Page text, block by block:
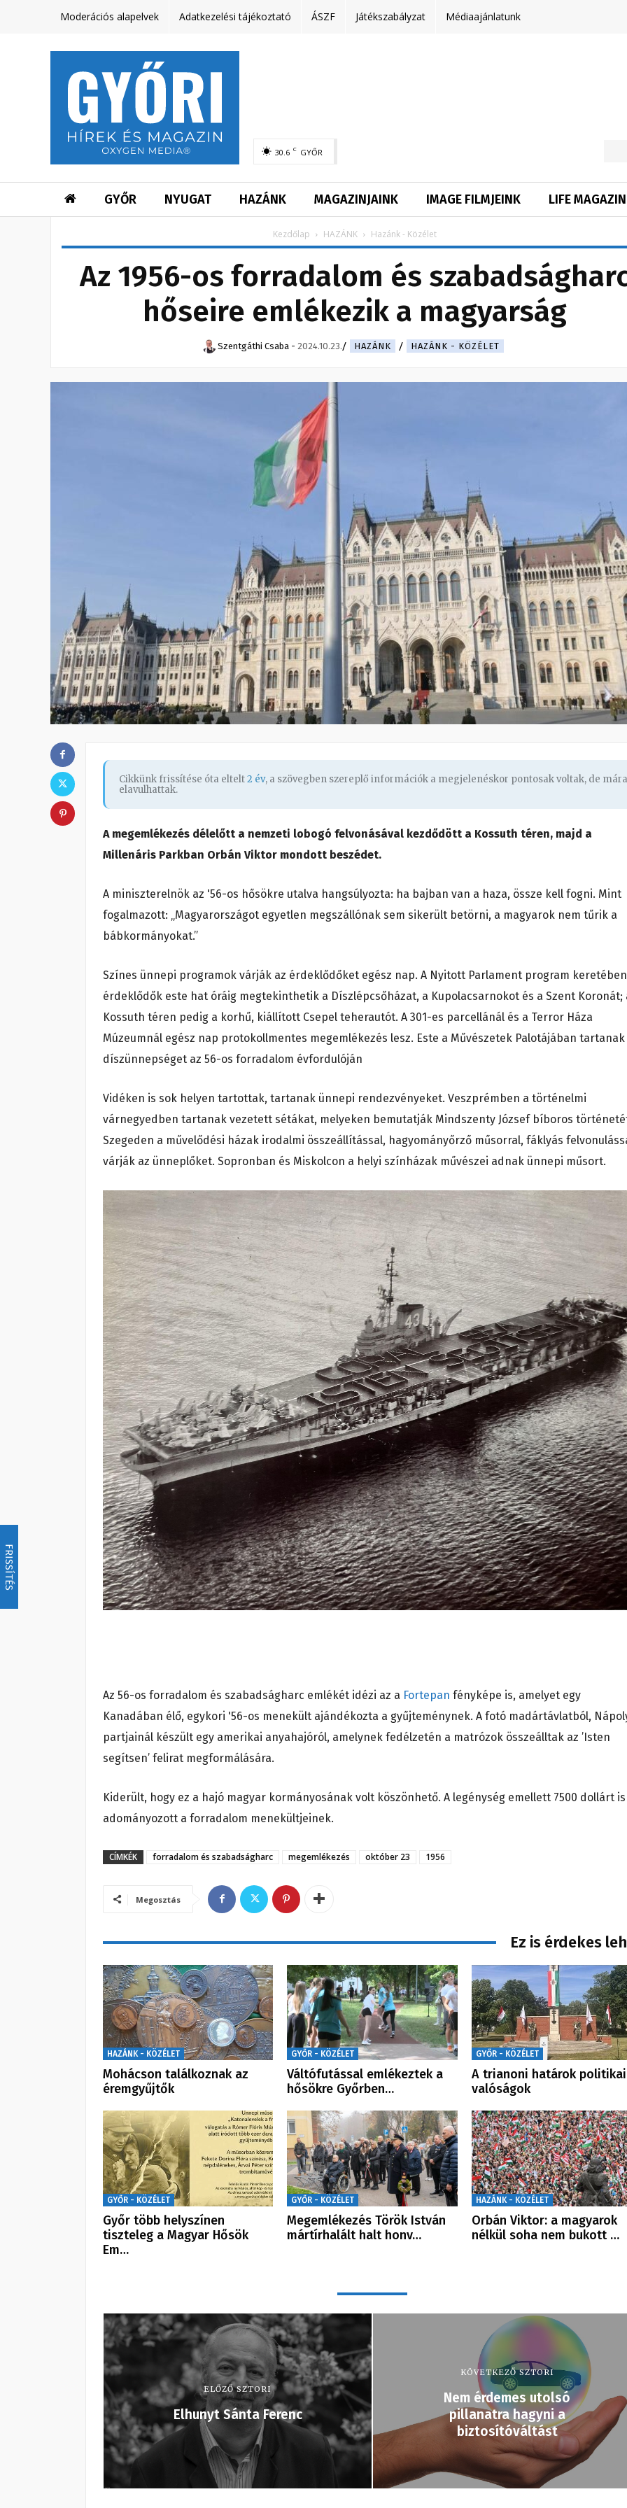
FRISSÍTÉS
Moderációs alapelvek Adatkezelési tájékoztató ÁSZF Játékszabályzat Médiaajánlatunk
30.6 C GYŐR
GYŐR NYUGAT HAZÁNK MAGAZINJAINK IMAGE FILMJEINK LIFE MAGAZIN
Kezdőlap HAZÁNK Hazánk - Közélet
Az 1956-os forradalom és
hőseire emlékezik a magyarság
Szentgáthi Csaba - 2024.10.23. HAZÁNK HAZÁNK - KÖZÉLET
Cikkünk frissítése óta eltelt2 év, a szövegben szereplő információk a megjelenéskor pontosak voltak, de mára
elavulhattak.
A megemlékezés délelőtt a nemzeti lobogó felvonásával kezdődött a Kossuth téren, majd a
Millenáris Parkban Orbán Viktor mondott beszédet.
A miniszterelnök az '56-os hősökre utalva hangsúlyozta: ha bajban van a haza, össze kell fogni. Mint
fogalmazott: „Magyarországot egyetlen megszállónak sem sikerült betörni, a magyarok nem tűrik a
bábkormányokat.”
Színes ünnepi programok várják az érdeklődőket egész nap. A Nyitott Parlament program
érdeklődők este hat óráig megtekinthetik a Díszlépcsőházat, a Kupolacsarnokot és a Szent Koronát;
Kossuth téren pedig a korhű, kiállított Csepel teherautót. A 301-es parcellánál és a Terror Háza
Múzeumnál egész nap protokollmentes megemlékezés lesz. Este a Művészetek Palotájában tartanak
díszünnepséget az 56-os forradalom évfordulóján
Vidéken is sok helyen tartottak, tartanak ünnepi rendezvényeket. Veszprémben a történelmi
várnegyedben tartanak vezetett sétákat, melyeken bemutatják Mindszenty József bíboros
Szegeden a művelődési házak irodalmi összeállítással, hagyományőrző műsorral, fáklyás
várják az ünneplőket. Sopronban és Miskolcon a helyi színházak művészei adnak ünnepi műsort.
Az 56-os forradalom és szabadságharc emlékét idézi az a Fortepan fényképe is, amelyet egy
Kanadában élő, egykori '56-os menekült ajándékozta a gyűjteménynek. A fotó madártávlatból,
partjainál készült egy amerikai anyahajóról, amelynek fedélzetén a matrózok összeálltak az ’Isten
segítsen’ felirat megformálására.
Kiderült, hogy ez a hajó magyar kormányosának volt köszönhető. A legénység emellett 7500 dollárt is
adományozott a forradalom menekültjeinek.
CÍMKÉK forradalom és szabadságharc megemlékezés október 23 1956
Megosztás
Ez is érdekes
HAZÁNK - KÖZÉLET
Mohácson találkoznak az
éremgyűjtők
GYŐR - KÖZÉLET
Váltófutással emlékeztek a
hősökre Győrben…
GYŐR - KÖZÉLET
A trianoni határok politikai
valóságok
GYŐR - KÖZÉLET
Győr több helyszínen
tiszteleg a Magyar Hősök
Em…
GYŐR - KÖZÉLET
Megemlékezés Török István
mártírhalált halt honv…
HAZÁNK - KÖZÉLET
Orbán Viktor: a magyarok
nélkül soha nem bukott …
ELŐZŐ SZTORI
Elhunyt Sánta Ferenc
KÖVETKEZŐ SZTORI
Nem érdemes utolsó
pillanatra hagyni a
biztosítóváltást